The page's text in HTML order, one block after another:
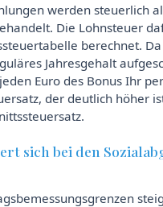
werden steuerlich
Die Lohnsteuer
berechnet.
Jahresgehalt
Euro des Bonus Ihr
der deutlich höher
sich bei den